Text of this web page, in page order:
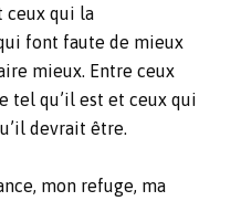
ceux qui la
font faute de mieux
mieux. Entre ceux
tel qu’il est et ceux qui
devrait être.
mon refuge, ma